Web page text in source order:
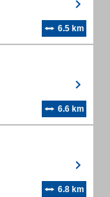
6.5 km
6.6 km
6.8 km